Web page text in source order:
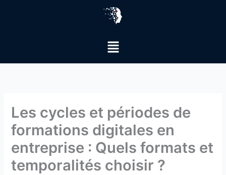
Menu
Les cycles et périodes de
formations digitales en
entreprise : Quels formats et
temporalités choisir ?